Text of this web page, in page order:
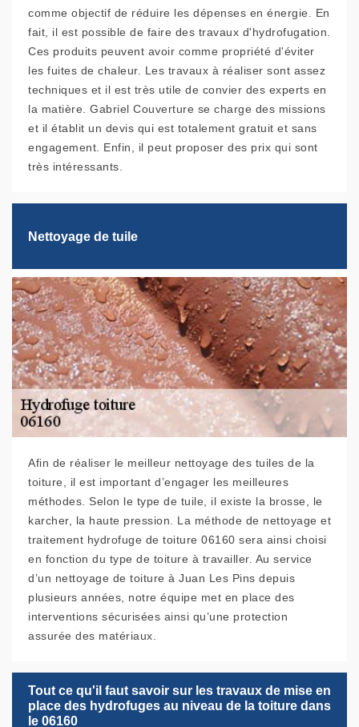
comme objectif de réduire les dépenses en énergie. En
fait, il est possible de faire des travaux d'hydrofugation.
Ces produits peuvent avoir comme propriété d'éviter
les fuites de chaleur. Les travaux à réaliser sont assez
techniques et il est très utile de convier des experts en
la matière. Gabriel Couverture se charge des missions
et il établit un devis qui est totalement gratuit et sans
engagement. Enfin, il peut proposer des prix qui sont
très intéressants.
Nettoyage de tuile
Afin de réaliser le meilleur nettoyage des tuiles de la
toiture, il est important d’engager les meilleures
méthodes. Selon le type de tuile, il existe la brosse, le
karcher, la haute pression. La méthode de nettoyage et
traitement hydrofuge de toiture 06160 sera ainsi choisi
en fonction du type de toiture à travailler. Au service
d’un nettoyage de toiture à Juan Les Pins depuis
plusieurs années, notre équipe met en place des
interventions sécurisées ainsi qu’une protection
assurée des matériaux.
Tout ce qu'il faut savoir sur les travaux de mise en
place des hydrofuges au niveau de la toiture dans
le 06160